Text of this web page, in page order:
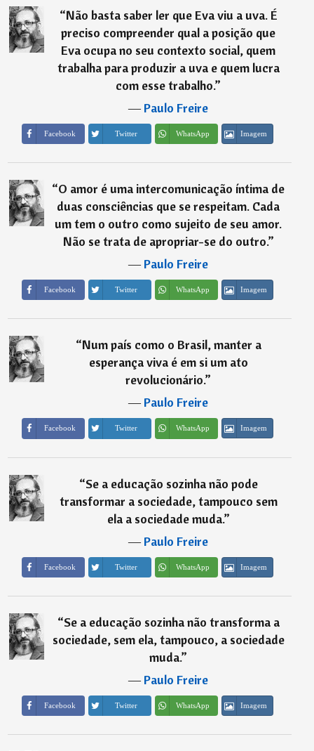
“Não basta saber ler que Eva viu a uva. É
preciso compreender qual a posição que
Eva ocupa no seu contexto social, quem
trabalha para produzir a uva e quem lucra
com esse trabalho.”
―Paulo Freire
Facebook Twitter WhatsApp Imagem
“O amor é uma intercomunicação íntima de
duas consciências que se respeitam. Cada
um tem o outro como sujeito de seu amor.
Não se trata de apropriar-se do outro.”
―Paulo Freire
Facebook Twitter WhatsApp Imagem
“Num país como o Brasil, manter a
esperança viva é em si um ato
revolucionário.”
―Paulo Freire
Facebook Twitter WhatsApp Imagem
“Se a educação sozinha não pode
transformar a sociedade, tampouco sem
ela a sociedade muda.”
―Paulo Freire
Facebook Twitter WhatsApp Imagem
“Se a educação sozinha não transforma a
sociedade, sem ela, tampouco, a sociedade
muda.”
―Paulo Freire
Facebook Twitter WhatsApp Imagem